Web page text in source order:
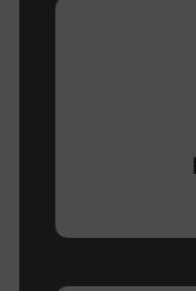
Vous voyez